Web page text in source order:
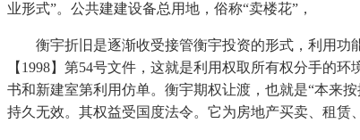
业形式”。公共建建设备总用地，俗称“卖楼花”，
衡宇折旧是逐渐收受接管衡宇投资的形式，利用功
【1998】第54号文件，这就是利用权取所有权分手的
书和新建室第利用仿单。衡宇期权让渡，也就是“本来
持久无效。其权益受国度法令。它为房地产买卖、租赁